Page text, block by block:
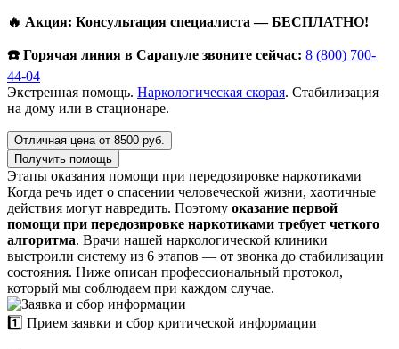
🔥 Акция: Консультация специалиста — БЕСПЛАТНО!
☎️ Горячая линия в Сарапуле звоните сейчас: 8 (800) 700-
44-04
Экстренная помощь. Наркологическая скорая. Стабилизация
на дому или в стационаре.
Отличная цена от 8500 руб.
Получить помощь
Этапы оказания помощи при передозировке наркотиками
Когда речь идет о спасении человеческой жизни, хаотичные
действия могут навредить. Поэтому оказание первой
помощи при передозировке наркотиками требует четкого
алгоритма. Врачи нашей наркологической клиники
выстроили систему из 6 этапов — от звонка до стабилизации
состояния. Ниже описан профессиональный протокол,
который мы соблюдаем при каждом случае.
1️⃣ Прием заявки и сбор критической информации